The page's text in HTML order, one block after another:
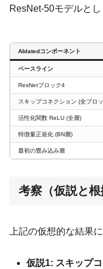
ResNet-50モデルとし
Ablatedコンポーネント
ベースライン
ResNetブロック4
スキップコネクション (全ブロ
活性化関数 ReLU (全層)
特徴量正規化 (BN層)
最初の畳み込み層
考察（仮説と根
上記の仮想的な結果
仮説1: スキップ